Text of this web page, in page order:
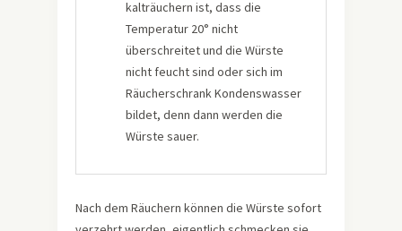
kalträuchern ist, dass die
Temperatur 20° nicht
überschreitet und die Würste
nicht feucht sind oder sich im
Räucherschrank Kondenswasser
bildet, denn dann werden die
Würste sauer.
Nach dem Räuchern können die Würste sofort